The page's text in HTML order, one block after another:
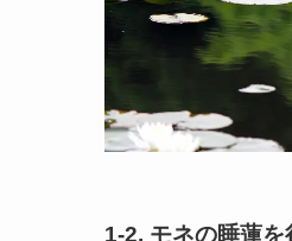
1-2. モネの睡蓮